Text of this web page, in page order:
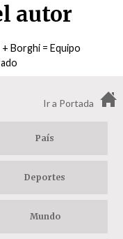
autor
+ Borghi = Equipo
Ir a Portada
País
Deportes
Mundo